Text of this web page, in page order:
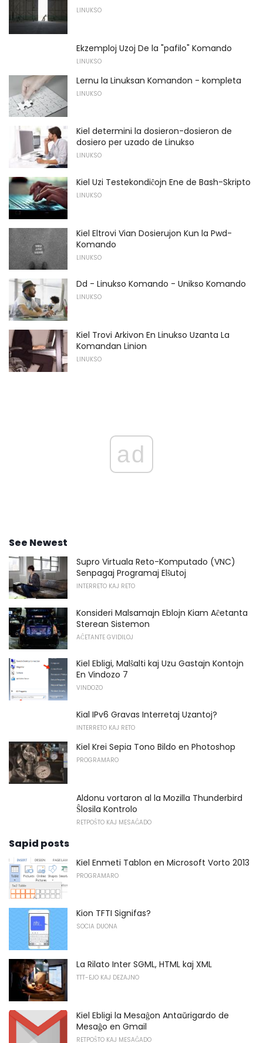
LINUKSO
Ekzemploj Uzoj De la "pafilo" Komando
LINUKSO
Lernu la Linuksan Komandon - kompleta
LINUKSO
Kiel determini la dosieron-dosieron de
dosiero per uzado de Linukso
LINUKSO
Kiel Uzi Testekondiĉojn Ene de Bash-Skripto
LINUKSO
Kiel Eltrovi Vian Dosierujon Kun la Pwd-
Komando
LINUKSO
Dd - Linukso Komando - Unikso Komando
LINUKSO
Kiel Trovi Arkivon En Linukso Uzanta La
Komandan Linion
LINUKSO
ad
See Newest
Supro Virtuala Reto-Komputado (VNC)
Senpagaj Programaj Elŝutoj
INTERRETO KAJ RETO
Konsideri Malsamajn Eblojn Kiam Aĉetanta
Sterean Sistemon
AĈETANTE GVIDILOJ
Kiel Ebligi, Malŝalti kaj Uzu Gastajn Kontojn
En Vindozo 7
VINDOZO
Kial IPv6 Gravas Interretaj Uzantoj?
INTERRETO KAJ RETO
Kiel Krei Sepia Tono Bildo en Photoshop
PROGRAMARO
Aldonu vortaron al la Mozilla Thunderbird
Ŝlosila Kontrolo
RETPOŜTO KAJ MESAĜADO
Sapid posts
Kiel Enmeti Tablon en Microsoft Vorto 2013
PROGRAMARO
Kion TFTI Signifas?
SOCIA DUONA
La Rilato Inter SGML, HTML kaj XML
TTT-EJO KAJ DEZAJNO
Kiel Ebligi la Mesaĝon Antaŭrigardo de
Mesaĝo en Gmail
RETPOŜTO KAJ MESAĜADO